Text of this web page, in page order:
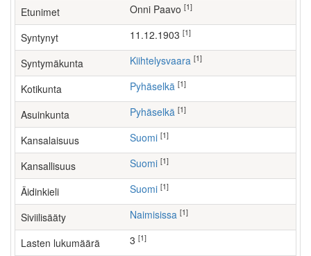
Etunimet Onni Paavo [1]
Syntynyt 11.12.1903 [1]
Syntymäkunta Kiihtelysvaara [1]
Kotikunta Pyhäselkä [1]
Asuinkunta Pyhäselkä [1]
Kansalaisuus Suomi [1]
Kansallisuus Suomi [1]
Äidinkieli Suomi [1]
Siviilisääty Naimisissa [1]
Lasten lukumäärä [1]